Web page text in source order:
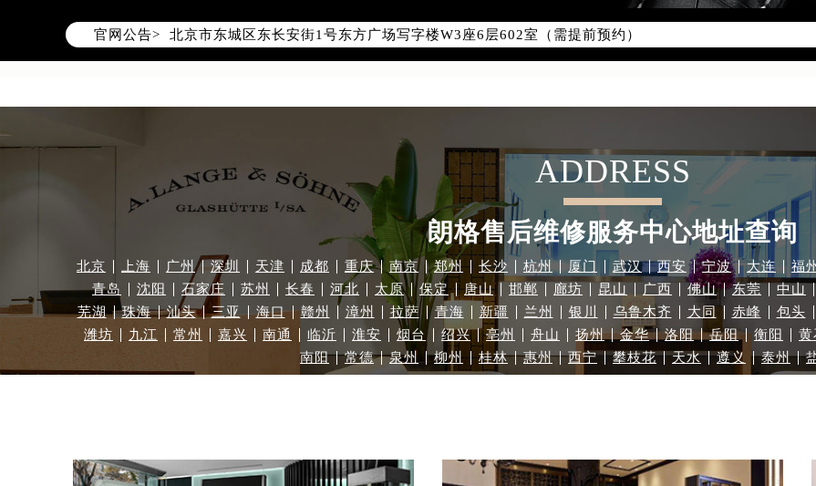
官网公告>
北京市朝阳区建国门外大街甲6号华熙国际中心写字楼D座11层1102室（北京总部）（需提前预约）
北京市东城区东长安街1号东方广场写字楼W3座6层602室（需提前预约）
天津市和平区赤峰道136号天津国际金融中心写字楼26层2603室（需提前预约）
上海市黄浦区南京东路299号宏伊国际广场写字楼8层806室（需提前预约）
南京市秦淮区中山南路1号（新街口）南京中心写字楼22层C1-1室（需提前预约）
常州市新北区龙锦路1590号现代传媒中心写字楼5号楼10层1008室（需提前预约）
徐州市鼓楼区淮海东路29号苏宁广场IFC国际金融中心写字楼35层3508室（需提前预约）
扬州市邗江区国展路29号星耀天地写字楼1号楼18层1803室（需提前预约）
盐城市盐都区世纪大道5号盐城金融城写字楼1号楼16层1604室（需提前预约）
泰州市海陵区永定东路399号置地商务中心东塔写字楼（华润万象城）17层1706室（需提前预约）
宁波市江北区大闸南路500号来福士广场办公楼20层2009室（需提前预约）
杭州市上城区钱江路1366号华润大厦写字楼A座5层503-5室（需提前预约）
金华市金东区东市南街777号金华万达广场写字楼4号楼22层2209室（需提前预约）
绍兴市越城区胜利东路379号世茂天际中心写字楼8层805室（需提前预约）
广州市天河区天河路230号万菱汇国际中心写字楼A塔7层704室（需提前预约）
ADDRESS
朗格售后维修服务中心地址查询
北京 上海 广州 深圳 天津 成都 重庆 南京 郑州 长沙 杭州 厦门 武汉 西安 宁波 大连 福
青岛
沈阳 石家庄 苏州 长春 河北 太原 保定 唐山 邯郸 廊坊 昆山 广西 佛山 东莞 中山
芜湖
珠海 汕头 三亚 海口 赣州 漳州 拉萨 青海 新疆 兰州 银川 乌鲁木齐 大同 赤峰 包头
潍坊
九江 常州 嘉兴 南通 临沂 淮安 烟台 绍兴 亳州 舟山 扬州 金华 洛阳 岳阳 衡阳 黄
南阳
常德 泉州 柳州 桂林 惠州 西宁 攀枝花 天水 遵义 泰州